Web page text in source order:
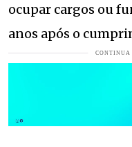
ocupar cargos ou
anos após o